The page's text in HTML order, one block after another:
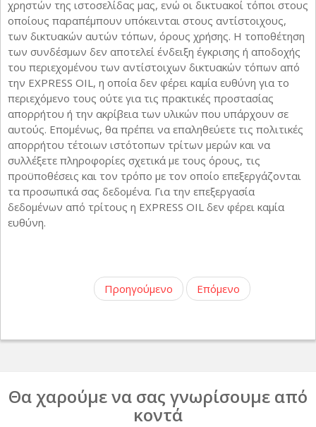
χρηστών της ιστοσελίδας μας, ενώ οι δικτυακοί τόποι στους
οποίους παραπέμπουν υπόκεινται στους αντίστοιχους,
των δικτυακών αυτών τόπων, όρους χρήσης. Η τοποθέτηση
των συνδέσμων δεν αποτελεί ένδειξη έγκρισης ή αποδοχής
του περιεχομένου των αντίστοιχων δικτυακών τόπων από
την EXPRESS OIL, η οποία δεν φέρει καμία ευθύνη για το
περιεχόμενο τους ούτε για τις πρακτικές προστασίας
απορρήτου ή την ακρίβεια των υλικών που υπάρχουν σε
αυτούς. Επομένως, θα πρέπει να επαληθεύετε τις πολιτικές
απορρήτου τέτοιων ιστότοπων τρίτων μερών και να
συλλέξετε πληροφορίες σχετικά με τους όρους, τις
προϋποθέσεις και τον τρόπο με τον οποίο επεξεργάζονται
τα προσωπικά σας δεδομένα. Για την επεξεργασία
δεδομένων από τρίτους η EXPRESS OIL δεν φέρει καμία
ευθύνη.
Προηγούμενο Επόμενο
Θα χαρούμε να σας γνωρίσουμε από
κοντά